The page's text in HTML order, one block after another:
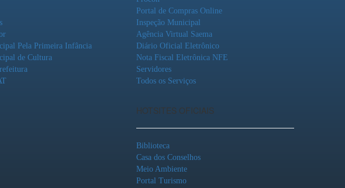
Pela Primeira Infância
de Cultura
Portal de Compras Online
Inspeção Municipal
Agência Virtual Saema
Diário Oficial Eletrônico
Nota Fiscal Eletrônica NFE
Servidores
Todos os Serviços
HOTSITES OFICIAIS
Biblioteca
Casa dos Conselhos
Meio Ambiente
Portal Turismo